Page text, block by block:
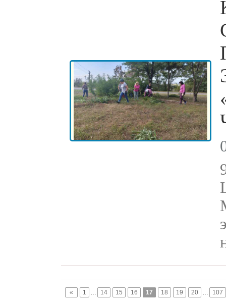
« 1 … 14 15 16 17 18 19 20 … 107